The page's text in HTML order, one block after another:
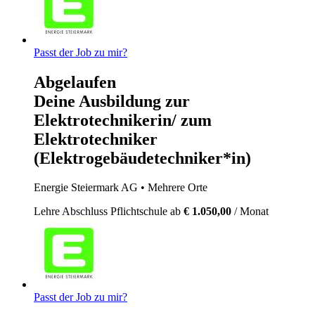
Passt der Job zu mir?
Abgelaufen
Deine Ausbildung zur
Elektrotechnikerin/ zum
Elektrotechniker
(Elektrogebäudetechniker*in)
Energie Steiermark AG • Mehrere Orte
LehreAbschluss Pflichtschule ab € 1.050,00 / Monat
Passt der Job zu mir?